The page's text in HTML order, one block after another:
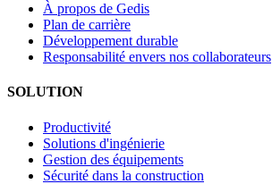
À propos de Gedis
Plan de carrière
Développement durable
Responsabilité envers nos collaborateurs
SOLUTION
Productivité
Solutions d'ingénierie
Gestion des équipements
Sécurité dans la construction